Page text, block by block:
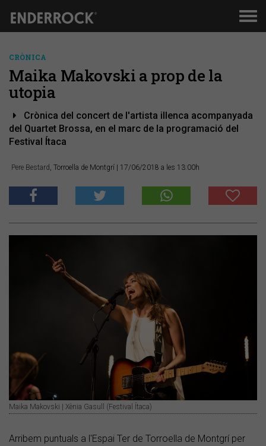
CRÒNICA
Maika Makovski a prop de la
utopia
Crònica del concert de l'artista illenca acompanyada
del Quartet Brossa, en el marc de la programació del
Festival Ítaca
Pere Bestard , Torroella de Montgrí | 17/06/2018 a les 13:00h
Maika Makovski | Xènia Gasull (Festival Ítaca)
Arribem puntuals a l'Espai Ter de Torroella de Montgrí per